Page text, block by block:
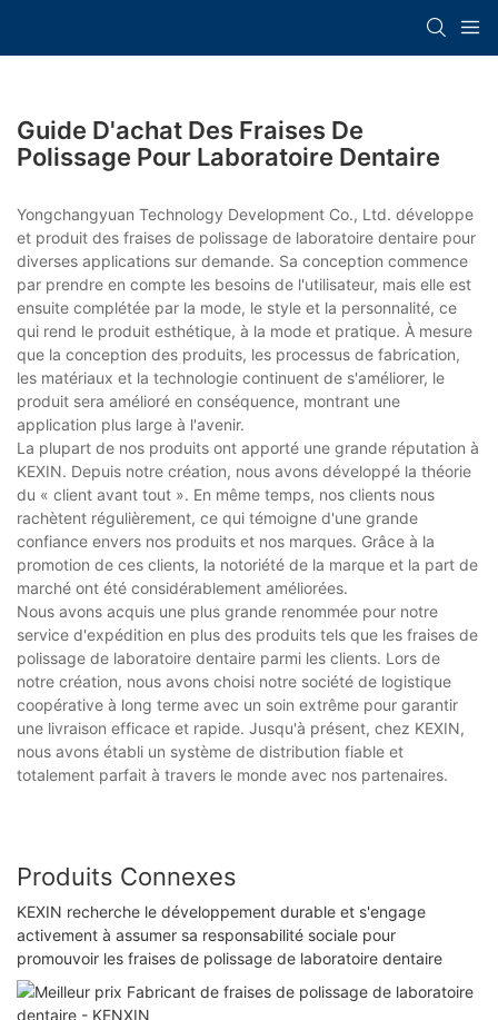
Guide D'achat Des Fraises De
Polissage Pour Laboratoire Dentaire
Yongchangyuan Technology Development Co., Ltd. développe
et produit des fraises de polissage de laboratoire dentaire pour
diverses applications sur demande. Sa conception commence
par prendre en compte les besoins de l'utilisateur, mais elle est
ensuite complétée par la mode, le style et la personnalité, ce
qui rend le produit esthétique, à la mode et pratique. À mesure
que la conception des produits, les processus de fabrication,
les matériaux et la technologie continuent de s'améliorer, le
produit sera amélioré en conséquence, montrant une
application plus large à l'avenir.
La plupart de nos produits ont apporté une grande réputation à
KEXIN. Depuis notre création, nous avons développé la théorie
du « client avant tout ». En même temps, nos clients nous
rachètent régulièrement, ce qui témoigne d'une grande
confiance envers nos produits et nos marques. Grâce à la
promotion de ces clients, la notoriété de la marque et la part de
marché ont été considérablement améliorées.
Nous avons acquis une plus grande renommée pour notre
service d'expédition en plus des produits tels que les fraises de
polissage de laboratoire dentaire parmi les clients. Lors de
notre création, nous avons choisi notre société de logistique
coopérative à long terme avec un soin extrême pour garantir
une livraison efficace et rapide. Jusqu'à présent, chez KEXIN,
nous avons établi un système de distribution fiable et
totalement parfait à travers le monde avec nos partenaires.
Produits Connexes
KEXIN recherche le développement durable et s'engage
activement à assumer sa responsabilité sociale pour
promouvoir les fraises de polissage de laboratoire dentaire